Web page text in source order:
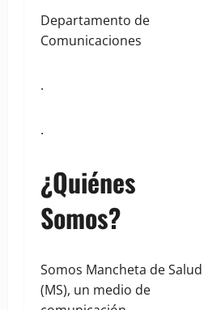
Departamento de
Comunicaciones
.
.
¿Quiénes
Somos?
Somos Mancheta de Salud
(MS), un medio de